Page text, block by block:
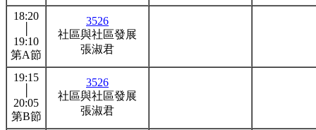
18:20
19:10
第A節
3526
社區與社區發展
張淑君
19:15
20:05
第B節
3526
社區與社區發展
張淑君